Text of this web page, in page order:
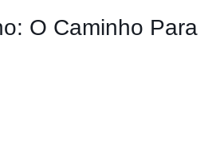
O Caminho Para